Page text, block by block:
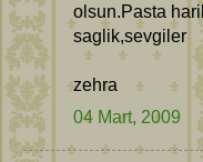
olsun.Pasta
saglik,sevgiler
zehra
04 Mart, 2009